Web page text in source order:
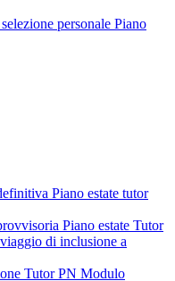
personale Piano
Piano estate tutor
Piano estate Tutor
di inclusione a
Tutor PN Modulo